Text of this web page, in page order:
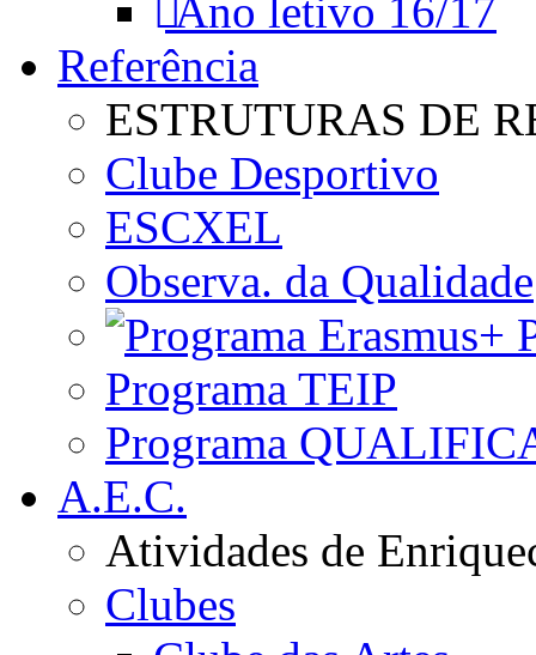
Ano letivo 16/17
Referência
ESTRUTURAS DE
Clube Desportivo
ESCXEL
Observa. da Qualidade
Programa TEIP
Programa
A.E.C.
Atividades de
Clubes